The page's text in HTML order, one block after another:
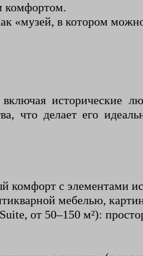
комфортом.
«музей, в котором
исторические
что делает его
с элементами
мебелью,
от 50–150 м²):